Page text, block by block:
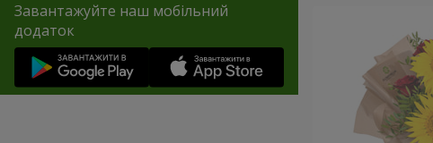
Завантажуйте наш мобільний
додаток